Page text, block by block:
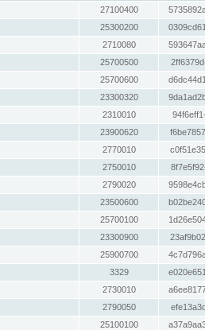
27100400
25300200
2710080
25700500
25700600
23300320
2310010
23900620
2770010
2750010
2790020
23500600
25700100
23300900
25900700
3329
2730010
2790050
25100100